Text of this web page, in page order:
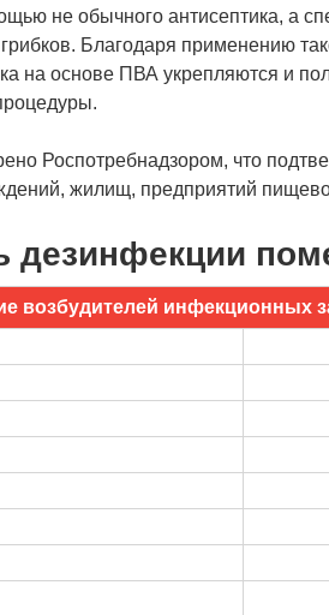
не обычного антисептика, а
Благодаря применению
на основе ПВА укрепляются и
Роспотребнадзором, что
жилищ, предприятий
дезинфекции
возбудителей инфекционных